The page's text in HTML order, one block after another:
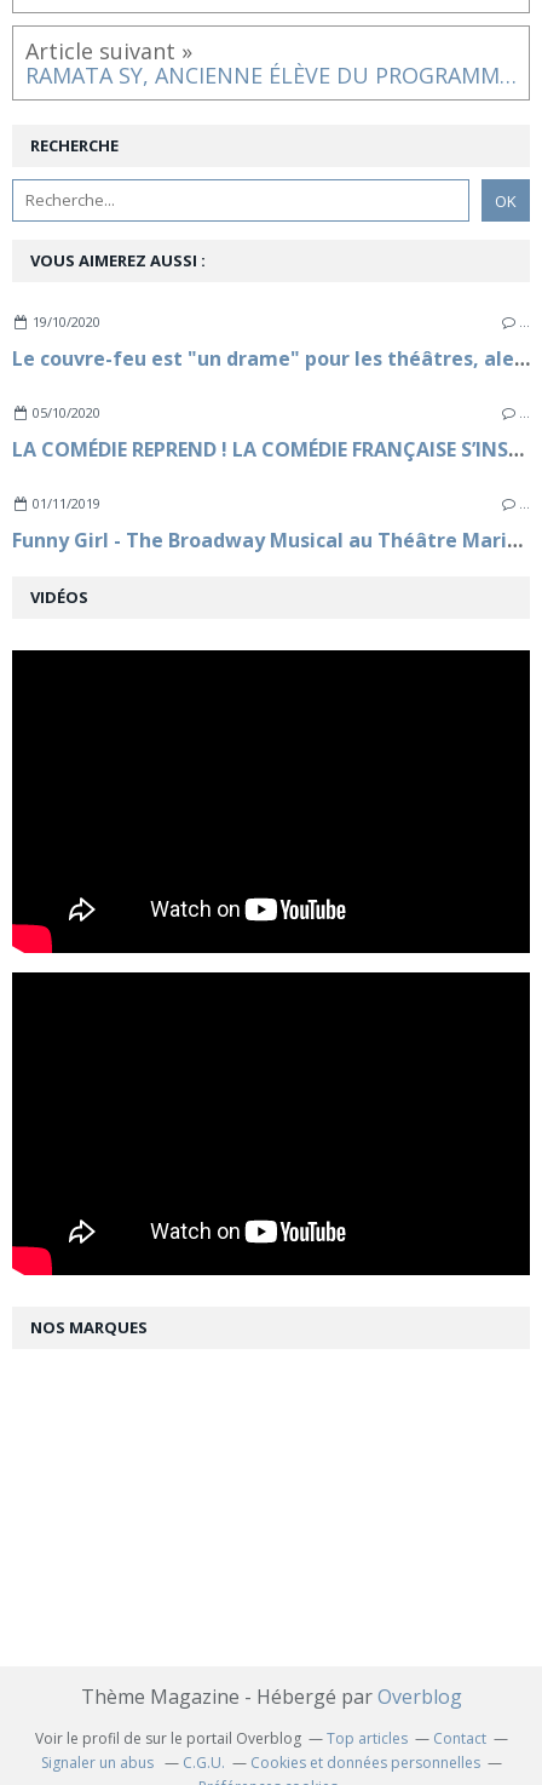
Article suivant »
RAMATA SY, ANCIENNE ÉLÈVE DU PROGRAMME EGALITÉ DES CHANCES À LA FÉMIS, CO-SCÉNARISTE DU FILM NOTRE-DAME DU NIL
RECHERCHE
VOUS AIMEREZ AUSSI :
19/10/2020
Le couvre-feu est "un drame" pour les théâtres, alerte Marc Ladreit de Lacharrière
05/10/2020
LA COMÉDIE REPREND ! LA COMÉDIE FRANÇAISE S’INSTALLE AU THÉATRE MARIGNY
01/11/2019
Funny Girl - The Broadway Musical au Théâtre Marigny à partir du 7 novembre 2019
VIDÉOS
NOS MARQUES
Thème Magazine - Hébergé parOverblog
Voir le profil de sur le portail Overblog Top articles
Contact
Signaler un abus
C.G.U.
Cookies et données personnelles